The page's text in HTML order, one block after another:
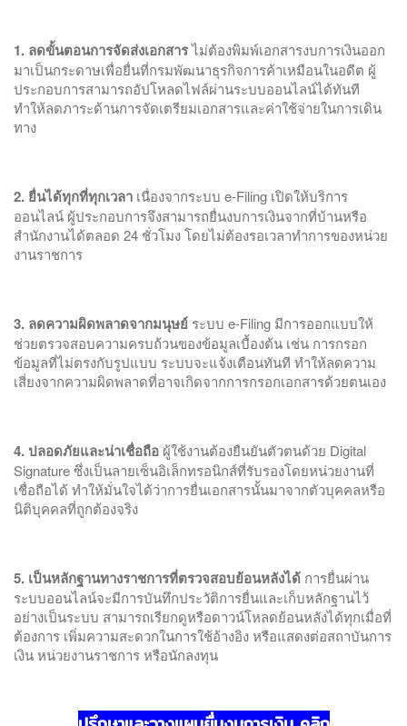
1. ลดขั้นตอนการจัดส่งเอกสารไม่ต้องพิมพ์เอกสารงบการเงินออก
มาเป็นกระดาษเพื่อยื่นที่กรมพัฒนาธุรกิจการค้าเหมือนในอดีต ผู้
ประกอบการสามารถอัปโหลดไฟล์ผ่านระบบออนไลน์ได้ทันที
ทำให้ลดภาระด้านการจัดเตรียมเอกสารและค่าใช้จ่ายในการเดิน
ทาง
2. ยื่นได้ทุกที่ทุกเวลา เนื่องจากระบบ e-Filing เปิดให้บริการ
ออนไลน์ ผู้ประกอบการจึงสามารถยื่นงบการเงินจากที่บ้านหรือ
สำนักงานได้ตลอด 24 ชั่วโมง โดยไม่ต้องรอเวลาทำการของหน่วย
งานราชการ
3. ลดความผิดพลาดจากมนุษย์ ระบบ e-Filing มีการออกแบบให้
ช่วยตรวจสอบความครบถ้วนของข้อมูลเบื้องต้น เช่น การกรอก
ข้อมูลที่ไม่ตรงกับรูปแบบ ระบบจะแจ้งเตือนทันที ทำให้ลดความ
เสี่ยงจากความผิดพลาดที่อาจเกิดจากการกรอกเอกสารด้วยตนเอง
4. ปลอดภัยและน่าเชื่อถือ ผู้ใช้งานต้องยืนยันตัวตนด้วย Digital
Signature ซึ่งเป็นลายเซ็นอิเล็กทรอนิกส์ที่รับรองโดยหน่วยงานที่
เชื่อถือได้ ทำให้มั่นใจได้ว่าการยื่นเอกสารนั้นมาจากตัวบุคคลหรือ
นิติบุคคลที่ถูกต้องจริง
5. เป็นหลักฐานทางราชการที่ตรวจสอบย้อนหลังได้ การยื่นผ่าน
ระบบออนไลน์จะมีการบันทึกประวัติการยื่นและเก็บหลักฐานไว้
อย่างเป็นระบบ สามารถเรียกดูหรือดาวน์โหลดย้อนหลังได้ทุกเมื่อที่
ต้องการ เพิ่มความสะดวกในการใช้อ้างอิง หรือแสดงต่อสถาบันการ
เงิน หน่วยงานราชการ หรือนักลงทุน